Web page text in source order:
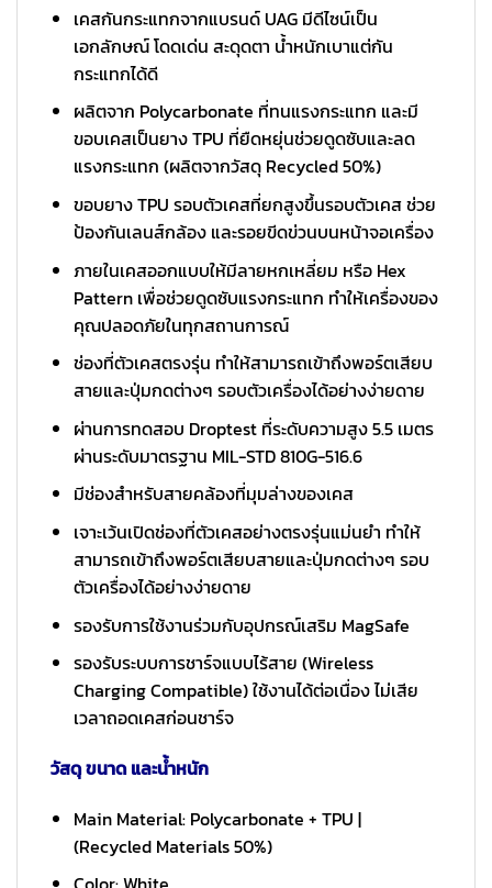
เคสกันกระแทกจากแบรนด์ UAG มีดีไซน์เป็น
เอกลักษณ์ โดดเด่น สะดุดตา น้ำหนักเบาแต่กัน
กระแทกได้ดี
ผลิตจาก Polycarbonate ที่ทนแรงกระแทก และมี
ขอบเคสเป็นยาง TPU ที่ยืดหยุ่นช่วยดูดซับและลด
แรงกระแทก (ผลิตจากวัสดุ Recycled 50%)
ขอบยาง TPU รอบตัวเคสที่ยกสูงขึ้นรอบตัวเคส ช่วย
ป้องกันเลนส์กล้อง และรอยขีดข่วนบนหน้าจอเครื่อง
ภายในเคสออกแบบให้มีลายหกเหลี่ยม หรือ Hex
Pattern เพื่อช่วยดูดซับแรงกระแทก ทำให้เครื่องของ
คุณปลอดภัยในทุกสถานการณ์
ช่องที่ตัวเคสตรงรุ่น ทำให้สามารถเข้าถึงพอร์ตเสียบ
สายและปุ่มกดต่างๆ รอบตัวเครื่องได้อย่างง่ายดาย
ผ่านการทดสอบ Droptest ที่ระดับความสูง 5.5 เมตร
ผ่านระดับมาตรฐาน MIL-STD 810G-516.6
มีช่องสำหรับสายคล้องที่มุมล่างของเคส
เจาะเว้นเปิดช่องที่ตัวเคสอย่างตรงรุ่นแม่นยำ ทำให้
สามารถเข้าถึงพอร์ตเสียบสายและปุ่มกดต่างๆ รอบ
ตัวเครื่องได้อย่างง่ายดาย
รองรับการใช้งานร่วมกับอุปกรณ์เสริม MagSafe
รองรับระบบการชาร์จแบบไร้สาย (Wireless
Charging Compatible) ใช้งานได้ต่อเนื่อง ไม่เสีย
เวลาถอดเคสก่อนชาร์จ
วัสดุ ขนาด และน้ำหนัก
Main Material: Polycarbonate + TPU |
(Recycled Materials 50%)